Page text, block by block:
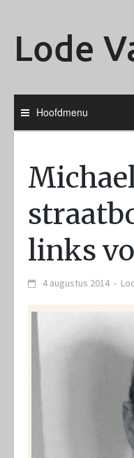
Lode
Hoofdmenu
links
4 augustus 2014 -